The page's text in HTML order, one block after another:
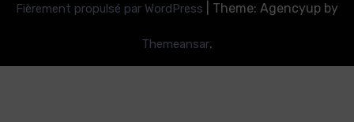
Fièrement propulsé par WordPress Theme: Agencyup by
Themeansar.